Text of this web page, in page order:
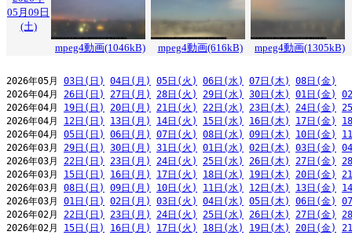
05月09日
(土)
mpeg4動画(1046kB)
mpeg4動画(616kB) mpeg4動画(1305kB)
2026年05月 03日(日) 04日(月) 05日(火) 06日(水) 07日(木)
08日(金)
2026年04月 26日(日) 27日(月) 28日(火) 29日(水) 30日(木) 01日(金)
2026年04月 19日(日) 20日(月) 21日(火) 22日(水) 23日(木) 24日(金)
2026年04月 12日(日) 13日(月) 14日(火) 15日(水) 16日(木) 17日(金)
2026年04月 05日(日) 06日(月) 07日(火) 08日(水) 09日(木) 10日(金)
2026年03月 29日(日) 30日(月) 31日(火) 01日(水) 02日(木) 03日(金)
2026年03月 22日(日) 23日(月) 24日(火) 25日(水) 26日(木) 27日(金)
2026年03月 15日(日) 16日(月) 17日(火) 18日(水) 19日(木) 20日(金)
2026年03月 08日(日) 09日(月) 10日(火) 11日(水) 12日(木) 13日(金)
2026年03月 01日(日) 02日(月) 03日(火) 04日(水) 05日(木) 06日(金)
2026年02月 22日(日) 23日(月) 24日(火) 25日(水) 26日(木) 27日(金)
2026年02月 15日(日) 16日(月) 17日(火) 18日(水) 19日(木) 20日(金)